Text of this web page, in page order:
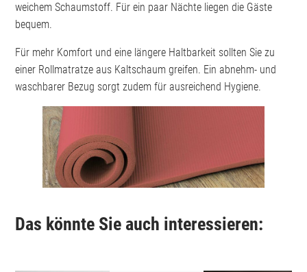
weichem Schaumstoff. Für ein paar Nächte liegen die Gäste
bequem.
Für mehr Komfort und eine längere Haltbarkeit sollten Sie zu
einer Rollmatratze aus Kaltschaum greifen. Ein abnehm- und
waschbarer Bezug sorgt zudem für ausreichend Hygiene.
Das könnte Sie auch interessieren: